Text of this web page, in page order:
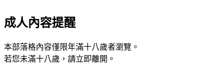
成人內容提醒
本部落格內容僅限年滿十八歲者瀏覽。
若您未滿十八歲，請立即離開。